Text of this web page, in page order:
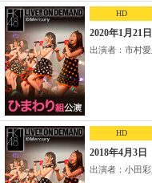
HD
2020年1月21
出演者：市村愛
HD
2018年4月3
出演者：小田彩